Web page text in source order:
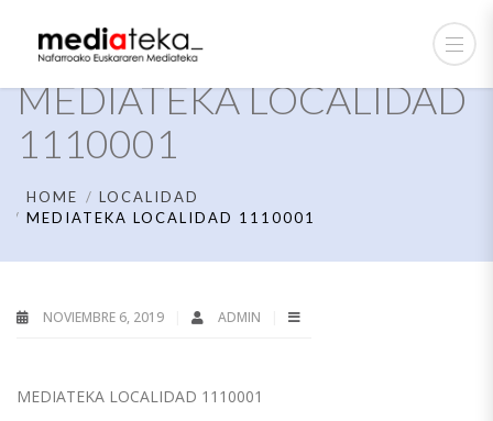
MEDIATEKA LOCALIDAD
1110001
HOME
LOCALIDAD
MEDIATEKA LOCALIDAD 1110001
NOVIEMBRE 6, 2019 ADMIN
MEDIATEKA LOCALIDAD 1110001